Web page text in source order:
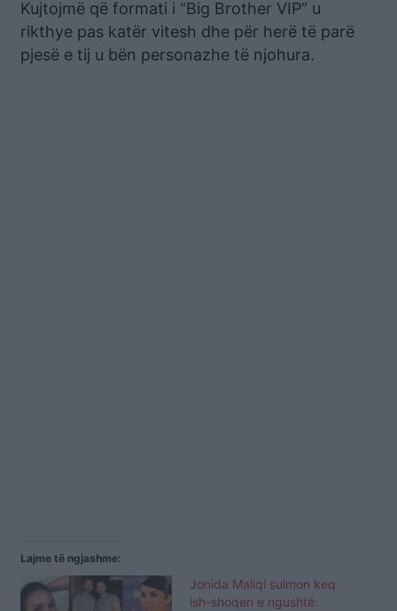
Kujtojmë që formati i “Big Brother VIP” u
rikthye pas katër vitesh dhe për herë të parë
pjesë e tij u bën personazhe të njohura.
Lajme të ngjashme:
Jonida Maliqi sulmon keq
ish-shoqen e ngushtë: